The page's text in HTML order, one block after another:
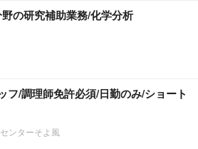
の研究補助業務/化学分析
フ/調理師免許必須/日勤のみ/ショート
ンターそよ風